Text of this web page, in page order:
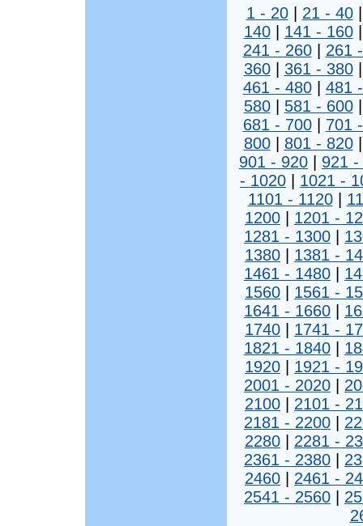
1 - 20| 21 - 40
140| 141 - 160
241 - 260| 261
360| 361 - 380
461 - 480| 481
580| 581 - 600
681 - 700| 701
800| 801 - 820
901 - 920
921 -
- 1020
1021 -
1101 - 1120|
1200
1201 -
1281 - 1300
1380
1381 -
1461 - 1480
1560
1561 -
1641 - 1660
1740
1741 -
1821 - 1840
1920
1921 -
2001 - 2020
2100
2101 -
2181 - 2200
2280
2281 -
2361 - 2380
2460
2461 -
2541 - 2560